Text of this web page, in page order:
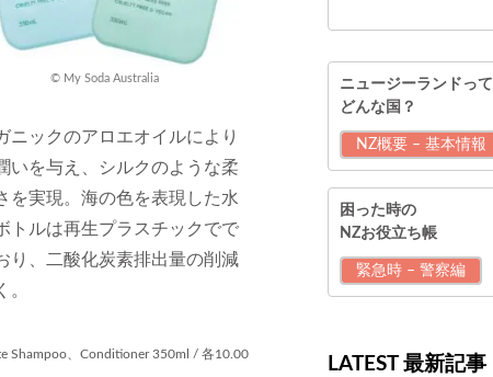
© My Soda Australia
ニックのアロエオイルにより
いを与え、シルクのような柔
を実現。海の色を表現した水
トルは再生プラスチックでで
り、二酸化炭素排出量の削減
。
Shampoo、Conditioner 350ml / 各10.00
ニュージーランドって
どんな国？
NZ概要 – 基本情報
困った時の
NZお役立ち帳
緊急時 – 警察編
LATEST 最新記事